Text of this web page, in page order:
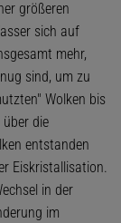
größeren
sich auf
mehr,
sind, um zu
Wolken bis
die
entstanden
Eiskristallisation.
in der
im